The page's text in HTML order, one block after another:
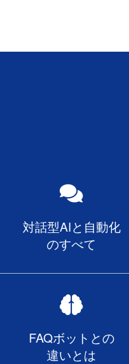
対話型AIと自動化
のすべて
FAQボットとの
違いとは